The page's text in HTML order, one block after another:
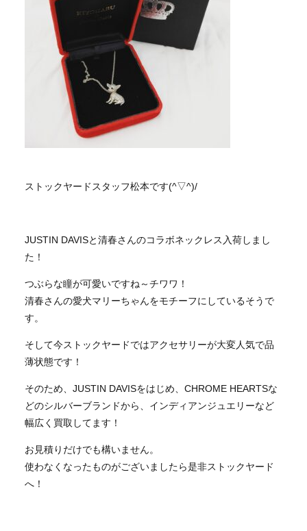
ストックヤードスタッフ松本です(^▽^)/
JUSTIN DAVISと清春さんのコラボネックレス入荷しまし
た！
つぶらな瞳が可愛いですね～チワワ！
清春さんの愛犬マリーちゃんをモチーフにしているそうで
す。
そして今ストックヤードではアクセサリーが大変人気で品
薄状態です！
そのため、JUSTIN DAVISをはじめ、CHROME HEARTSな
どのシルバーブランドから、インディアンジュエリーなど
幅広く買取してます！
お見積りだけでも構いません。
使わなくなったものがございましたら是非ストックヤード
へ！